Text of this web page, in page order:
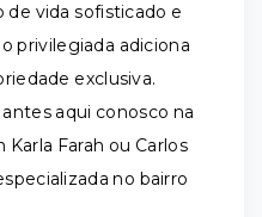
de vida sofisticado e
privilegiada adiciona
exclusiva.
aqui conosco na
Farah ou Carlos
no bairro